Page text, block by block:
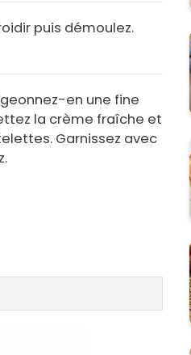
puis démoulez.
en une fine
la crème fraîche et
Garnissez avec